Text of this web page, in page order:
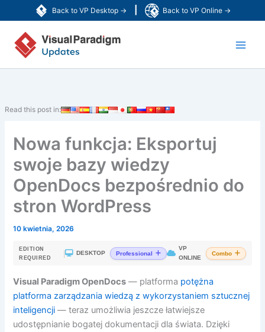
Back to VP Desktop → Back to VP Online →
do
treści
Read this post in:
Nowa funkcja: Eksportuj
swoje bazy wiedzy
OpenDocs bezpośrednio do
stron WordPress
10 kwietnia, 2026
EDITION
REQUIRED
DESKTOP Professional
VP
ONLINE
Combo
Visual Paradigm OpenDocs — platforma potężna
platforma zarządzania wiedzą z wykorzystaniem sztucznej
inteligencji — teraz umożliwia jeszcze łatwiejsze
udostępnianie bogatej dokumentacji dla świata. Dzięki